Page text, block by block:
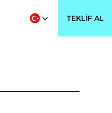
TEKLIF AL